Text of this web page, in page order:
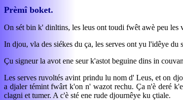
Prèmî boket.
On sét bin k' dinltins, les leus ont toudi fwêt awè peu les
In djou, vla des siékes du ça, les serves ont yu l'idêye
Çu signeur la avot ene seur k'astot beguine dins in
Les serves ruvoltés avint prindu lu nom d' Leus, et on
a djaler témint fwârt k'on n' wazot rechu. Ça n'è deré
clagni et tumer. A c'è sté ene rude djournêye ku çtiale.